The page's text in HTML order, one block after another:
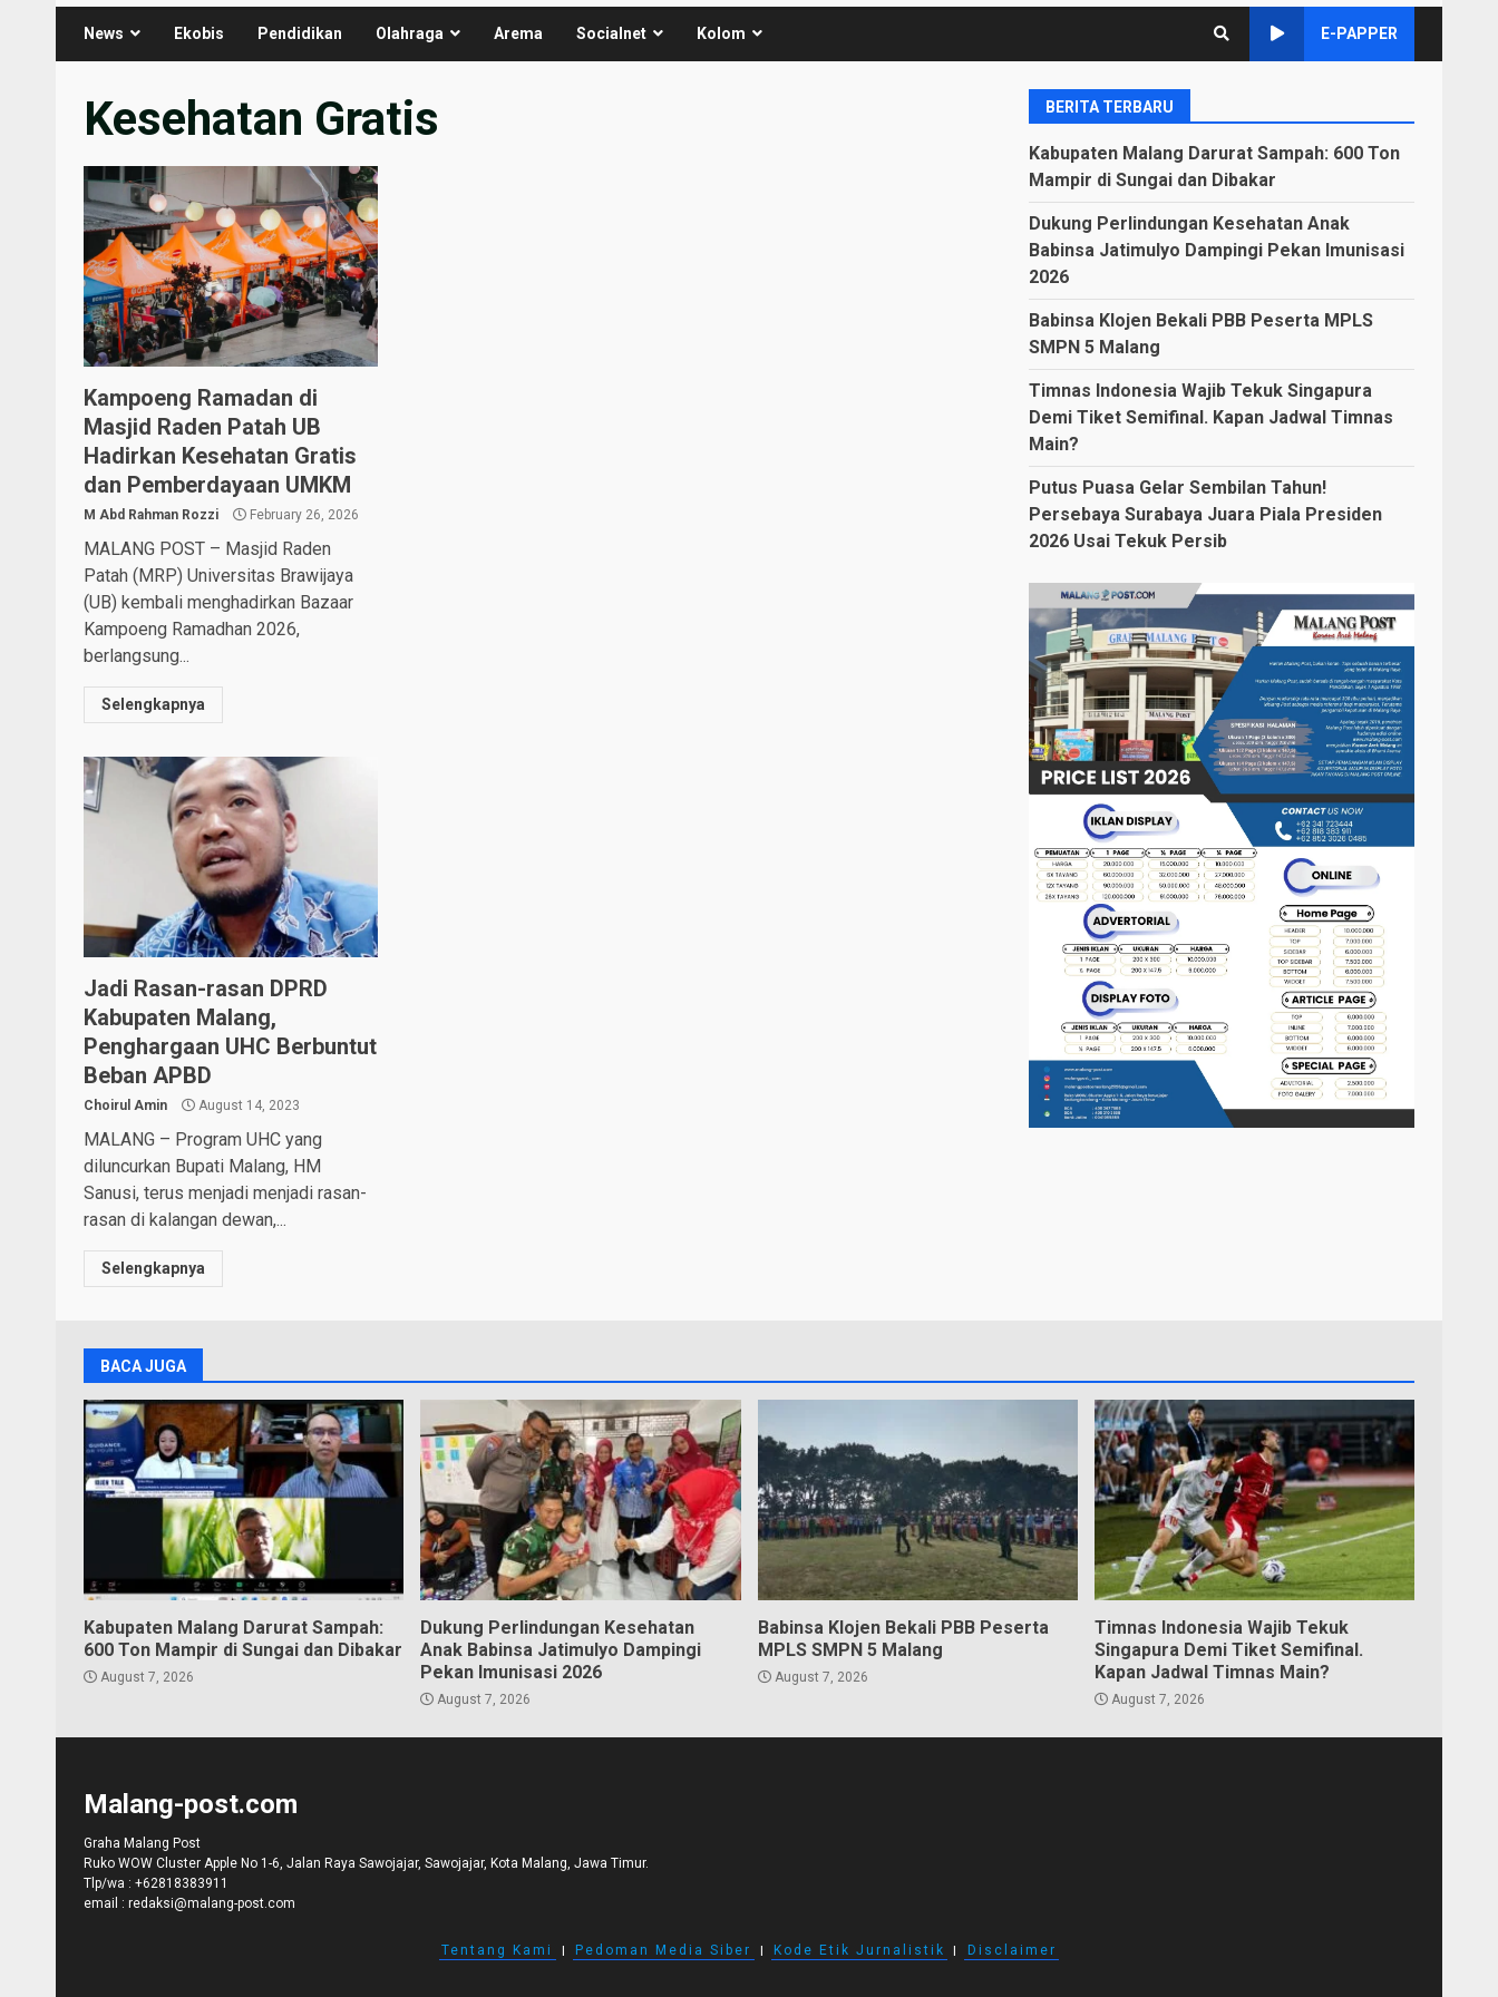
News Ekobis Pendidikan Olahraga Arema Socialnet Kolom E-PAPPER
Kesehatan Gratis
Kampoeng Ramadan di
Masjid Raden Patah UB
Hadirkan Kesehatan Gratis
dan Pemberdayaan UMKM
M Abd Rahman Rozzi February 26, 2026
MALANG POST – Masjid Raden
Patah (MRP) Universitas Brawijaya
(UB) kembali menghadirkan Bazaar
Kampoeng Ramadhan 2026,
berlangsung...
Selengkapnya
Jadi Rasan-rasan DPRD
Kabupaten Malang,
Penghargaan UHC Berbuntut
Beban APBD
Choirul Amin August 14, 2023
MALANG – Program UHC yang
diluncurkan Bupati Malang, HM
Sanusi, terus menjadi menjadi rasan-
rasan di kalangan dewan,...
Selengkapnya
BERITA TERBARU
Kabupaten Malang Darurat Sampah: 600 Ton
Mampir di Sungai dan Dibakar
Dukung Perlindungan Kesehatan Anak
Babinsa Jatimulyo Dampingi Pekan Imunisasi
2026
Babinsa Klojen Bekali PBB Peserta MPLS
SMPN 5 Malang
Timnas Indonesia Wajib Tekuk Singapura
Demi Tiket Semifinal. Kapan Jadwal Timnas
Main?
Putus Puasa Gelar Sembilan Tahun!
Persebaya Surabaya Juara Piala Presiden
2026 Usai Tekuk Persib
BACA JUGA
Kabupaten Malang Darurat Sampah:
600 Ton Mampir di Sungai dan Dibakar
August 7, 2026
Dukung Perlindungan Kesehatan
Anak Babinsa Jatimulyo Dampingi
Pekan Imunisasi 2026
August 7, 2026
Babinsa Klojen Bekali PBB Peserta
MPLS SMPN 5 Malang
August 7, 2026
Timnas Indonesia Wajib Tekuk
Singapura Demi Tiket Semifinal.
Kapan Jadwal Timnas Main?
August 7, 2026
Malang-post.com
Graha Malang Post
Ruko WOW Cluster Apple No 1-6, Jalan Raya Sawojajar, Sawojajar, Kota Malang, Jawa Timur.
Tlp/wa : +62818383911
email : redaksi@malang-post.com
Tentang Kami I Pedoman Media Siber I Kode Etik Jurnalistik I Disclaimer